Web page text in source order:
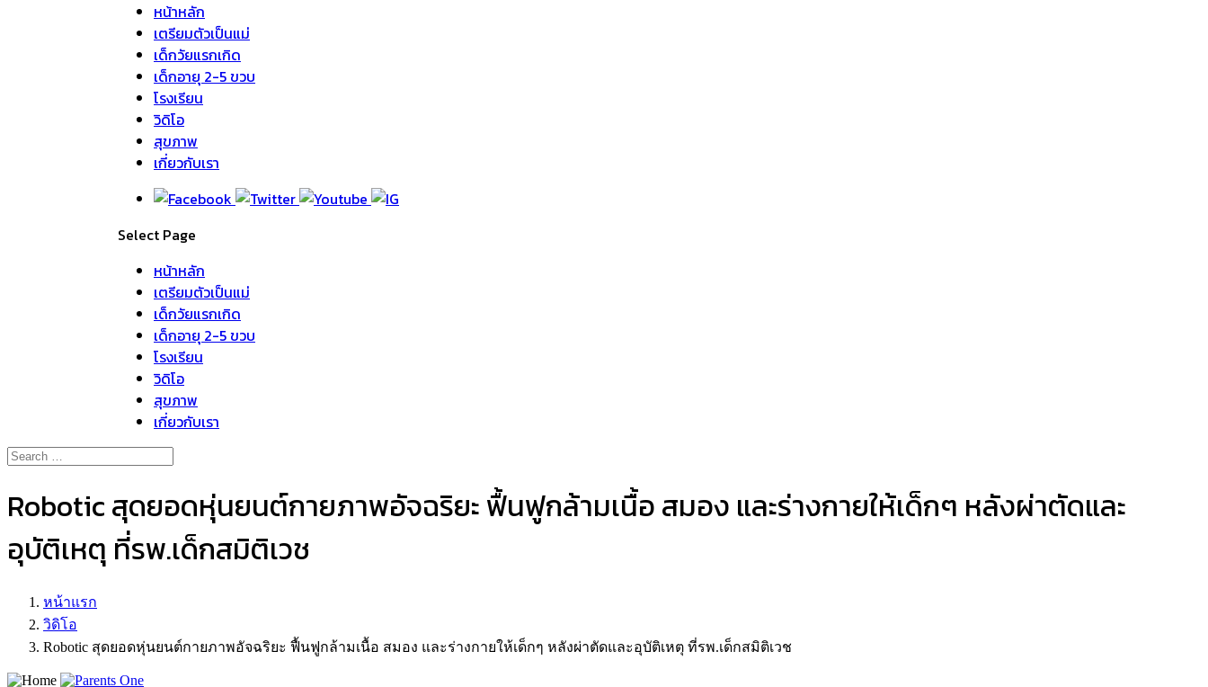
หน้าหลัก
เตรียมตัวเป็นแม่
เด็กวัยแรกเกิด
เด็กอายุ 2-5 ขวบ
โรงเรียน
วิดิโอ
สุขภาพ
เกี่ยวกับเรา
Select Page
หน้าหลัก
เตรียมตัวเป็นแม่
เด็กวัยแรกเกิด
เด็กอายุ 2-5 ขวบ
โรงเรียน
วิดิโอ
สุขภาพ
เกี่ยวกับเรา
Robotic สุดยอดหุ่นยนต์กายภาพอัจฉริยะ ฟื้นฟูกล้ามเนื้อ สมอง และร่างกายให้เด็กๆ หลังผ่าตัดและ
อุบัติเหตุ ที่รพ.เด็กสมิติเวช
หน้าแรก
วิดิโอ
Robotic สุดยอดหุ่นยนต์กายภาพอัจฉริยะ ฟื้นฟูกล้ามเนื้อ สมอง และร่างกายให้เด็กๆ หลังผ่าตัดและอุบัติเหตุ ที่รพ.เด็กสมิติเวช